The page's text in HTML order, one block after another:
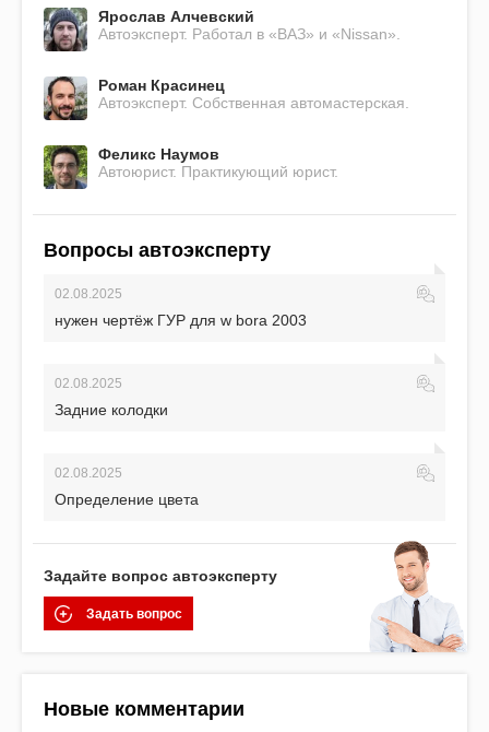
Ярослав Алчевский
Автоэксперт. Работал в «ВАЗ» и «Nissan».
Роман Красинец
Автоэксперт. Собственная автомастерская.
Феликс Наумов
Автоюрист. Практикующий юрист.
Вопросы автоэксперту
02.08.2025
нужен чертёж ГУР для w bora 2003
02.08.2025
Задние колодки
02.08.2025
Определение цвета
Задайте вопрос автоэксперту
Задать вопрос
Новые комментарии